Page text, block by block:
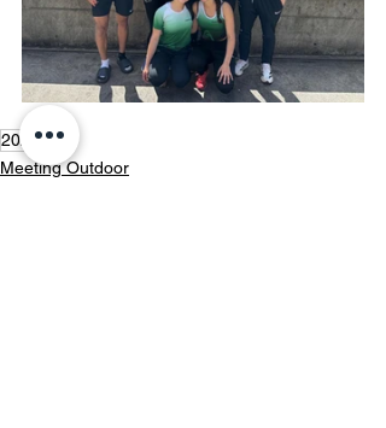
2025
Meeting Outdoor